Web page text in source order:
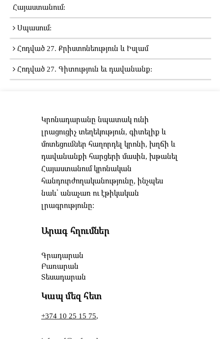
Հայաստանում:
Սպասում:
Հոդված 27. Քրիստոնեություն և Իսլամ
Հոդված 27. Գիտություն եւ դավանանք:
Կրոնադարանը նպատակ ունի
լրացուցիչ տեղեկություն, գիտելիք և
մոտեցումներ հաղորդել կրոնի, խղճի և
դավանանքի հարցերի մասին, խթանել
Հայաստանում կրոնական
հանդուրժողականությունը, ինչպես
նաև՝ անաչառ ու էթիկական
լրագրությունը։
Արագ հղումներ
Գրադարան
Բառարան
Տեսադարան
Կապ մեզ հետ
+374 10 25 15 75,